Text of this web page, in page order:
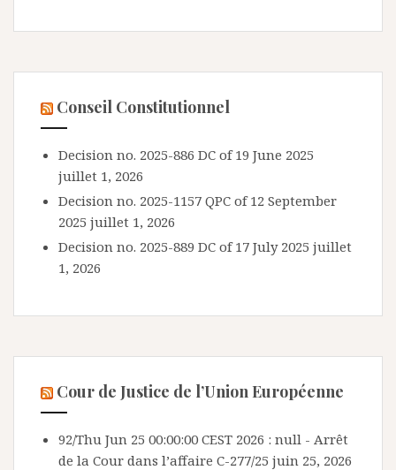
Conseil Constitutionnel
Decision no. 2025-886 DC of 19 June 2025
juillet 1, 2026
Decision no. 2025-1157 QPC of 12 September
2025 juillet 1, 2026
Decision no. 2025-889 DC of 17 July 2025 juillet
1, 2026
Cour de Justice de l’Union Européenne
92/Thu Jun 25 00:00:00 CEST 2026 : null - Arrêt
de la Cour dans l’affaire C-277/25 juin 25, 2026